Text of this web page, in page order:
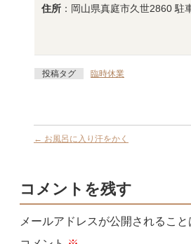
住所 ：岡山県真庭市久世2860 駐
投稿タグ 臨時休業
← お風呂に入り汗をかく
コメントを残す
メールアドレスが公開されること